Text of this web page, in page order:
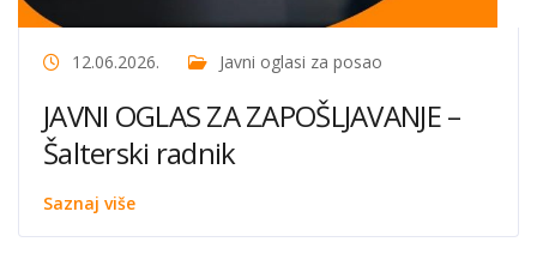
12.06.2026. Javni oglasi za posao
JAVNI OGLAS ZA ZAPOŠLJAVANJE –
Šalterski radnik
Saznaj više